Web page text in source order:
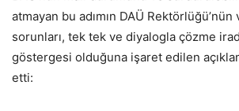
atmayan bu adımın DAÜ Rektörlüğü’nün
sorunları, tek tek ve diyalogla çözme
göstergesi olduğuna işaret edilen
etti: